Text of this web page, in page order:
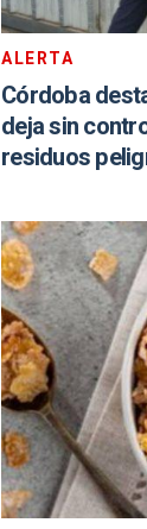
ALERTA
Córdoba
deja sin
residuos